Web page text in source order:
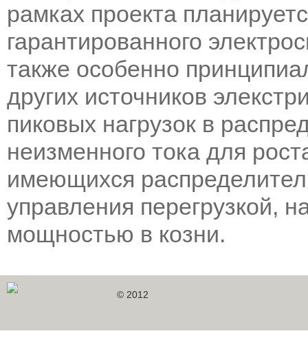
рамках проекта
гарантированного
также особенно
других источников
пиковых нагрузок в
неизменного тока для
имеющихся
управления перегрузкой,
мощностью в козни.
© 2012